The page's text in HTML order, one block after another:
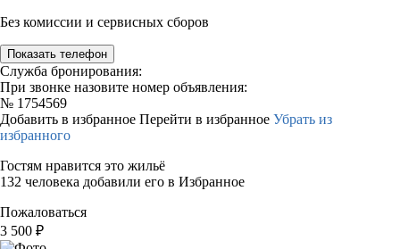
Без комиссии и сервисных сборов
Показать телефон
Служба бронирования:
При звонке назовите номер объявления:
№ 1754569
Добавить в избранное Перейти в избранное Убрать из
избранного
Гостям нравится это жильё
132 человека добавили его в Избранное
Пожаловаться
3 500 ₽